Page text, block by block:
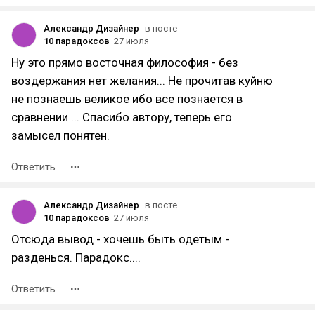
Александр Дизайнер в посте
10 парадоксов 27 июля
Ну это прямо восточная философия - без
воздержания нет желания... Не прочитав куйню
не познаешь великое ибо все познается в
сравнении ... Спасибо автору, теперь его
замысел понятен.
Ответить
Александр Дизайнер в посте
10 парадоксов 27 июля
Отсюда вывод - хочешь быть одетым -
разденься. Парадокс....
Ответить